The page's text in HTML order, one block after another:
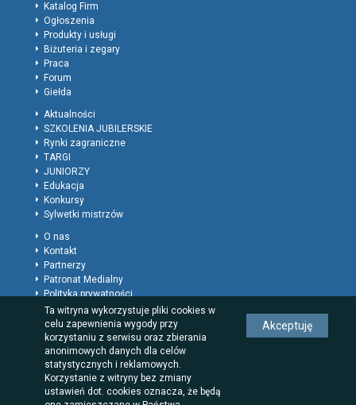
Katalog Firm
Ogłoszenia
Produkty i usługi
Biżuteria i zegary
Praca
Forum
Giełda
Aktualności
SZKOLENIA JUBILERSKIE
Rynki zagraniczne
TARGI
JUNIORZY
Edukacja
Konkursy
Sylwetki mistrzów
O nas
Kontakt
Partnerzy
Patronat Medialny
Polityka prywatności
Regulamin
Reklama
Rodzaje wpisów dla firm
Ta witryna wykorzystuje pliki cookies w
celu zapewnienia wygody przy
korzystaniu z serwisu oraz zbierania
anonimowych danych dla celów
statystycznych i reklamowych.
Korzystanie z witryny bez zmiany
ustawień dot. cookies oznacza, że będą
Akceptuję